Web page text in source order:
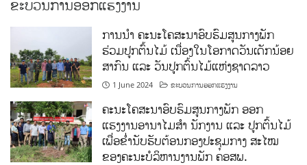
ການນໍາ ຄະນະໂຄສະນາອົບຮົມສູນກາງພັກ
ຮ່ວມປູກຕົ້ນໄມ້ ເນື່ອງໃນໂອກາດວັນເດັກນ້ອຍ
ສາກົນ ແລະ ວັນປູກຕົ້ນໄມ້ແຫ່ງຊາດລາວ
1 June 2024 ຂະບວນການອອກແຮງງານ
ຄະນະໂຄສະນາອົບຮົມສູນກາງພັກ ອອກ
ແຮງງານອານາໄມສໍາ ນັກງານ ແລະ ປູກຕົ້ນໄມ້
ເພື່ອຂໍ່ານັບຮັບຕ້ອນກອງປະຊຸມກາງ ສະໄໝ
ຂອງຄະນະບໍລິຫານງານພັກ ຄອສພ.
17 July 2023 ຂ່າວສານ ຄອສພ ຂະບວນການອອກແຮງງານ